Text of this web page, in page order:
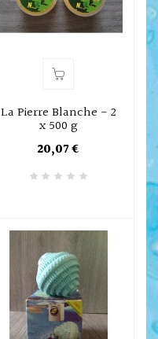
La Pierre Blanche - 2
x 500 g
20,07 €